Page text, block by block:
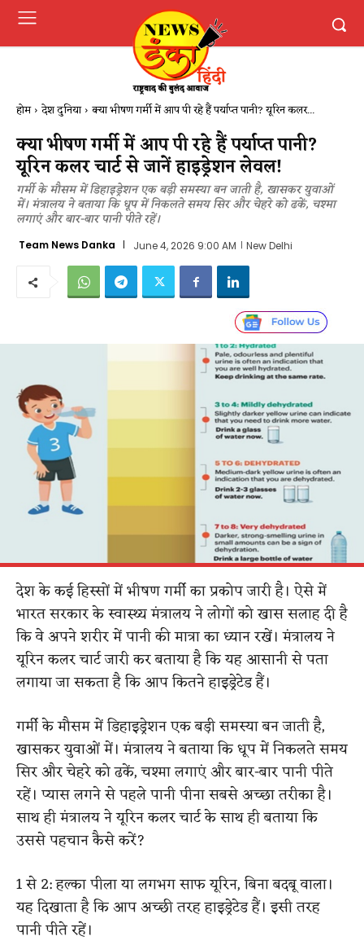
होम देश दुनिया क्या भीषण गर्मी में आप पी रहे हैं पर्याप्त पानी? यूरिन कलर...
क्या भीषण गर्मी में आप पी रहे हैं पर्याप्त पानी?
यूरिन कलर चार्ट से जानें हाइड्रेशन लेवल!
गर्मी के मौसम में डिहाइड्रेशन एक बड़ी समस्या बन जाती है, खासकर युवाओं
में। मंत्रालय ने बताया कि धूप में निकलते समय सिर और चेहरे को ढकें, चश्मा
लगाएं और बार-बार पानी पीते रहें।
Team News Danka June 4, 2026 9:00 AM New Delhi
देश के कई हिस्सों में भीषण गर्मी का प्रकोप जारी है। ऐसे में
भारत सरकार के स्वास्थ्य मंत्रालय ने लोगों को खास सलाह दी है
कि वे अपने शरीर में पानी की मात्रा का ध्यान रखें। मंत्रालय ने
यूरिन कलर चार्ट जारी कर बताया है कि यह आसानी से पता
लगाया जा सकता है कि आप कितने हाइड्रेटेड हैं।
गर्मी के मौसम में डिहाइड्रेशन एक बड़ी समस्या बन जाती है,
खासकर युवाओं में। मंत्रालय ने बताया कि धूप में निकलते समय
सिर और चेहरे को ढकें, चश्मा लगाएं और बार-बार पानी पीते
रहें। प्यास लगने से पहले पानी पीना सबसे अच्छा तरीका है।
साथ ही मंत्रालय ने यूरिन कलर चार्ट के साथ ही बताया कि
उससे पहचान कैसे करें?
1 से 2: हल्का पीला या लगभग साफ यूरिन, बिना बदबू वाला।
यह दिखाता है कि आप अच्छी तरह हाइड्रेटेड हैं। इसी तरह
पानी पीते रहें।